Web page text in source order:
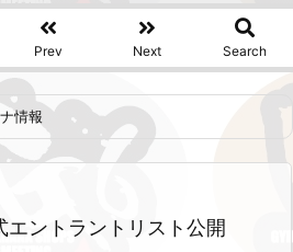
Prev Next Search
情報
エントラントリスト公開